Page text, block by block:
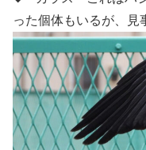
った個体もいるが、見